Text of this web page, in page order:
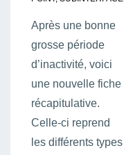
Après une bonne
grosse période
d’inactivité, voici
une nouvelle fiche
récapitulative.
Celle-ci reprend
les différents types